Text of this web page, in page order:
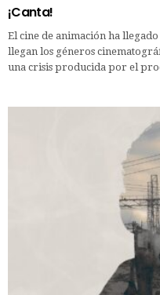
¡Canta!
El cine de animación ha
llegan los géneros
una crisis producida por el